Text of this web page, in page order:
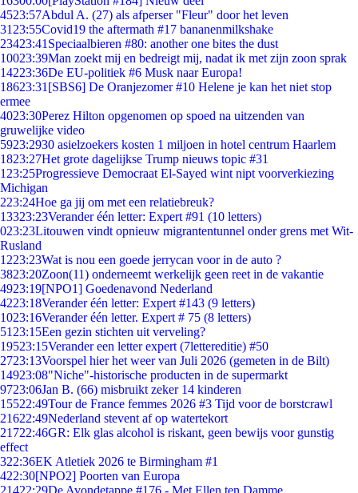
4523:57Abdul A. (27) als afperser "Fleur" door het leven
31 23:55Covid19 the aftermath #17 bananenmilkshake
23423:41 Speciaalbieren #80: another one bites the dust
10023:39Man zoekt mij en bedreigt mij, nadat ik met zijn zoon sprak
14223:36De EU-politiek #6 Musk naar Europa!
18623:31 [SBS6] De Oranjezomer #10 Helene je kan het niet stop
ermee
4023:30Perez Hilton opgenomen op spoed na uitzenden van
gruwelijke video
5923:2930 asielzoekers kosten 1 miljoen in hotel centrum Haarlem
1823:27Het grote dagelijkse Trump nieuws topic #31
1 23:25Progressieve Democraat El-Sayed wint nipt voorverkiezing
Michigan
223:24Hoe ga jij om met een relatiebreuk?
13323:23Verander één letter: Expert #91 (10 letters)
023:23Litouwen vindt opnieuw migrantentunnel onder grens met Wit-
Rusland
1223:23Wat is nou een goede jerrycan voor in de auto ?
3823:20Zoon(11) onderneemt werkelijk geen reet in de vakantie
4923:19[NPO1] Goedenavond Nederland
4223:18Verander één letter: Expert #143 (9 letters)
1023:16Verander één letter. Expert # 75 (8 letters)
51 23:15Een gezin stichten uit verveling?
19523:15Verander een letter expert (7lettereditie) #50
2723:13Voorspel hier het weer van Juli 2026 (gemeten in de Bilt)
14923:08"Niche"-historische producten in de supermarkt
9723:06Jan B. (66) misbruikt zeker 14 kinderen
15522:49Tour de France femmes 2026 #3 Tijd voor de borstcrawl
21622:49Nederland stevent af op watertekort
21722:46GR: Elk glas alcohol is riskant, geen bewijs voor gunstig
effect
322:36EK Atletiek 2026 te Birmingham #1
422:30[NPO2] Poorten van Europa
21422:29De Avondetappe #176 - Met Ellen ten Damme.